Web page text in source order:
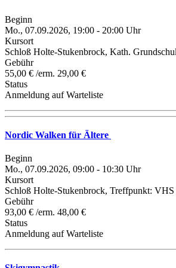
Beginn
Mo., 07.09.2026, 19:00 - 20:00 Uhr
Kursort
Schloß Holte-Stukenbrock, Kath.
Gebühr
55,00 € /erm. 29,00 €
Status
Anmeldung auf Warteliste
Nordic Walken für Ältere
Beginn
Mo., 07.09.2026, 09:00 - 10:30 Uhr
Kursort
Schloß Holte-Stukenbrock, Treffpunkt:
Gebühr
93,00 € /erm. 48,00 €
Status
Anmeldung auf Warteliste